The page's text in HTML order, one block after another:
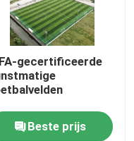
gecertificeerde
Beste prijs